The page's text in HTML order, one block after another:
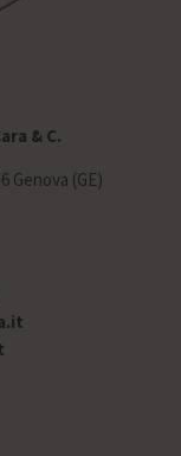
& C.
Genova (GE)